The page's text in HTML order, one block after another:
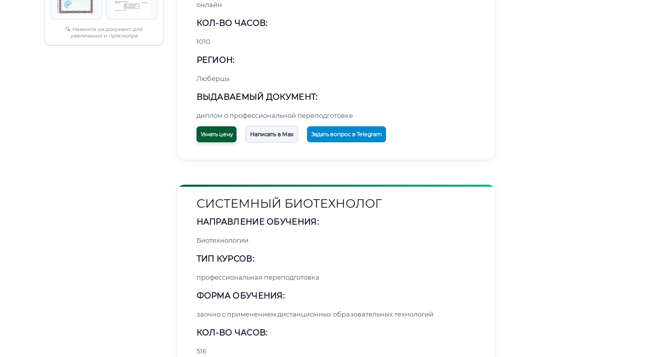
🔍 Нажмите на документ для
увеличения и просмотра
онлайн
КОЛ-ВО ЧАСОВ:
1010
РЕГИОН:
Люберцы
ВЫДАВАЕМЫЙ ДОКУМЕНТ:
диплом о профессиональной переподготовке
Узнать цену Написать в Max Задать вопрос в Telegram
СИСТЕМНЫЙ БИОТЕХНОЛОГ
НАПРАВЛЕНИЕ ОБУЧЕНИЯ:
Биотехнологии
ТИП КУРСОВ:
профессиональная переподготовка
ФОРМА ОБУЧЕНИЯ:
заочно с применением дистанционных образовательных технологий
КОЛ-ВО ЧАСОВ:
516